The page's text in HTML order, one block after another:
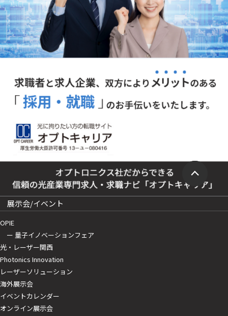
展示会/イベント
OPIE
ー 量子イノベーションフェア
光・レーザー関西
Photonics Innovation
レーザーソリューション
海外展示会
イベントカレンダー
オンライン展示会